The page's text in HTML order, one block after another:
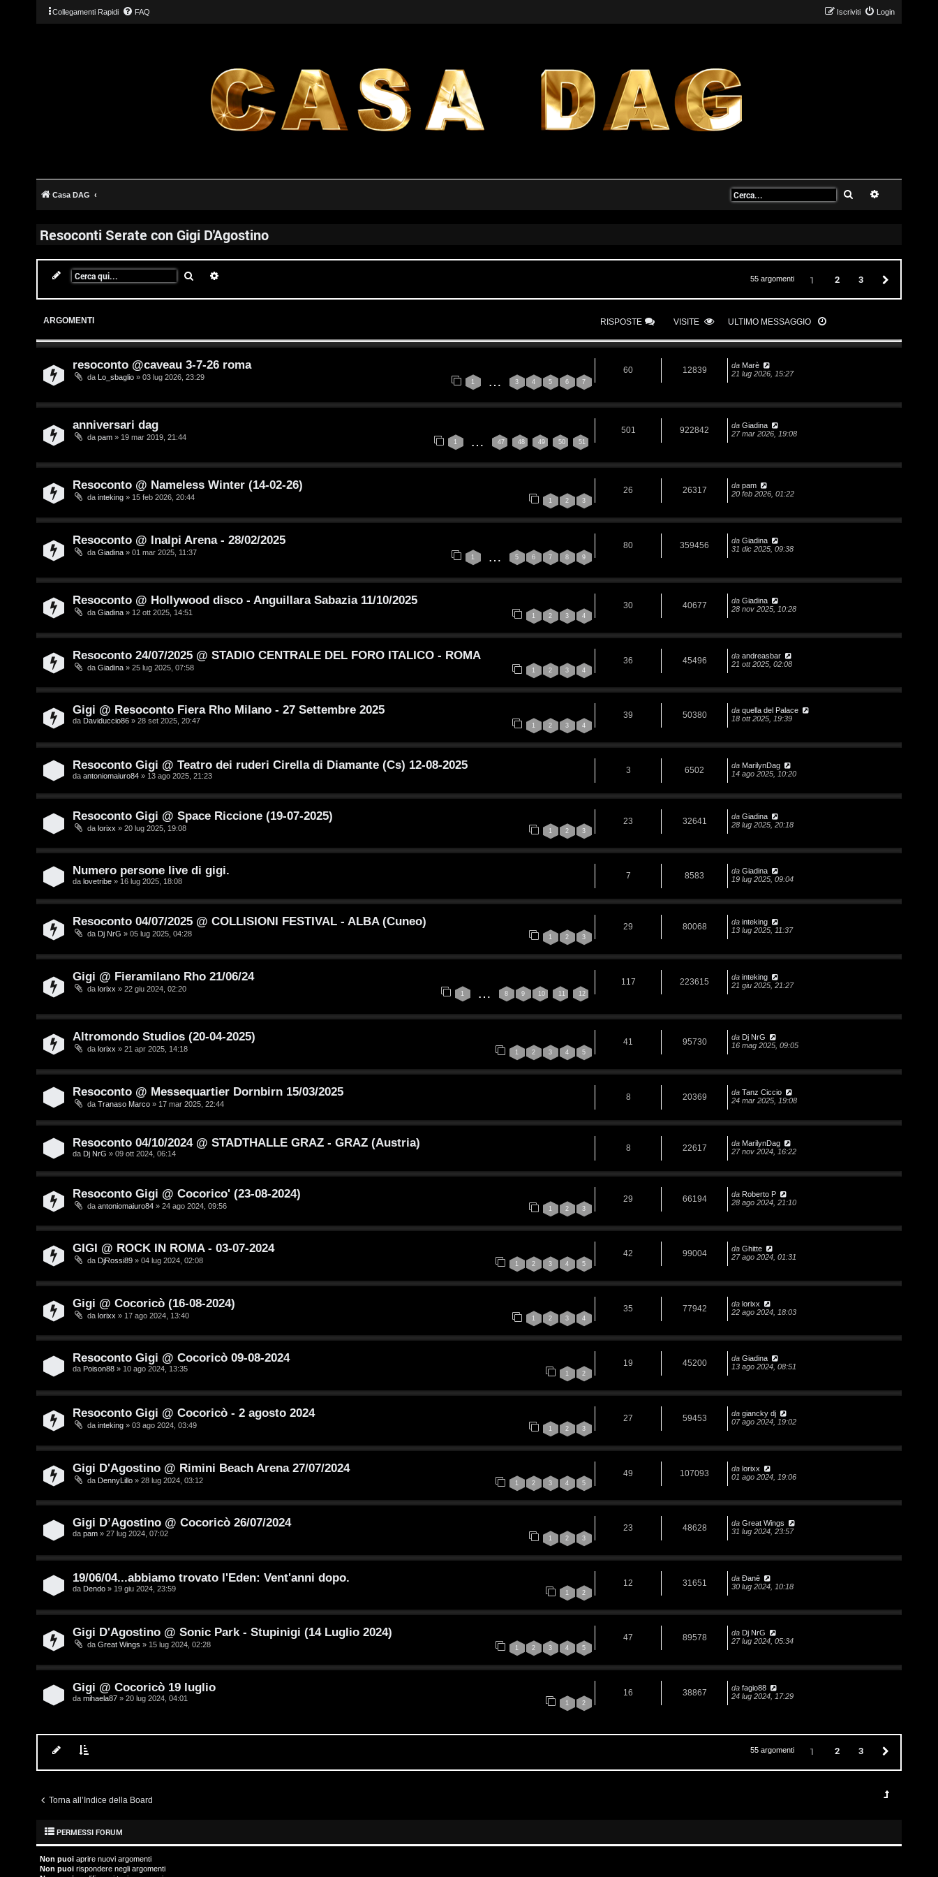
Collegamenti Rapidi FAQ Login
Iscriviti
Casa DAG Cerca
Resoconti Serate con Gigi D'Agostino
Cerca 55 argomenti 1 2 3
ARGOMENTI RISPOSTE VISITE ULTIMO MESSAGGIO
resoconto @caveau 3-7-26 roma
da Lo_sbaglio » 03 lug 2026, 23:29
1 … 3 4 5 6 7
60 12839 da Marè
21 lug 2026, 15:27
anniversari dag
da pam » 19 mar 2019, 21:44
1 … 47 48 49 50 51
501 922842 da Giadina
27 mar 2026, 19:08
Resoconto @ Nameless Winter (14-02-26)
da inteking » 15 feb 2026, 20:44 1 2 3
26 26317 da pam
20 feb 2026, 01:22
Resoconto @ Inalpi Arena - 28/02/2025
da Giadina » 01 mar 2025, 11:37
1 … 5 6 7 8 9
80 359456 da Giadina
31 dic 2025, 09:38
Resoconto @ Hollywood disco - Anguillara Sabazia 11/10/2025
da Giadina » 12 ott 2025, 14:51 1 2 3 4
30 40677 da Giadina
28 nov 2025, 10:28
Resoconto 24/07/2025 @ STADIO CENTRALE DEL FORO ITALICO - ROMA
da Giadina » 25 lug 2025, 07:58 1 2 3 4
36 45496 da andreasbar
21 ott 2025, 02:08
Gigi @ Resoconto Fiera Rho Milano - 27 Settembre 2025
da Daviduccio86 » 28 set 2025, 20:47
1 2 3 4
39 50380 da quella del Palace
18 ott 2025, 19:39
Resoconto Gigi @ Teatro dei ruderi Cirella di Diamante (Cs) 12-08-2025
da antoniomaiuro84 » 13 ago 2025, 21:23
3 6502 da MarilynDag
14 ago 2025, 10:20
Resoconto Gigi @ Space Riccione (19-07-2025)
da lorixx » 20 lug 2025, 19:08 1 2 3
23 32641 da Giadina
28 lug 2025, 20:18
Numero persone live di gigi.
da lovetribe » 16 lug 2025, 18:08
7 8583 da Giadina
19 lug 2025, 09:04
Resoconto 04/07/2025 @ COLLISIONI FESTIVAL - ALBA (Cuneo)
da Dj NrG » 05 lug 2025, 04:28 1 2 3
29 80068 da inteking
13 lug 2025, 11:37
Gigi @ Fieramilano Rho 21/06/24
da lorixx » 22 giu 2024, 02:20
1 … 8 9 10 11 12
117 223615 da inteking
21 giu 2025, 21:27
Altromondo Studios (20-04-2025)
da lorixx » 21 apr 2025, 14:18 1 2 3 4 5
41 95730 da Dj NrG
16 mag 2025, 09:05
Resoconto @ Messequartier Dornbirn 15/03/2025
da Tranaso Marco » 17 mar 2025, 22:44
8 20369 da Tanz Ciccio
24 mar 2025, 19:08
Resoconto 04/10/2024 @ STADTHALLE GRAZ - GRAZ (Austria)
da Dj NrG » 09 ott 2024, 06:14
8 22617 da MarilynDag
27 nov 2024, 16:22
Resoconto Gigi @ Cocorico' (23-08-2024)
da antoniomaiuro84 » 24 ago 2024, 09:56 1 2 3
29 66194 da Roberto P
28 ago 2024, 21:10
GIGI @ ROCK IN ROMA - 03-07-2024
da DjRossi89 » 04 lug 2024, 02:08 1 2 3 4 5
42 99004 da Ghitte
27 ago 2024, 01:31
Gigi @ Cocoricò (16-08-2024)
da lorixx » 17 ago 2024, 13:40 1 2 3 4
35 77942 da lorixx
22 ago 2024, 18:03
Resoconto Gigi @ Cocoricò 09-08-2024
da Poison88 » 10 ago 2024, 13:35
1 2
19 45200 da Giadina
13 ago 2024, 08:51
Resoconto Gigi @ Cocoricò - 2 agosto 2024
da inteking » 03 ago 2024, 03:49 1 2 3
27 59453 da giancky dj
07 ago 2024, 19:02
Gigi D'Agostino @ Rimini Beach Arena 27/07/2024
da DennyLillo » 28 lug 2024, 03:12 1 2 3 4 5
49 107093 da lorixx
01 ago 2024, 19:06
Gigi D’Agostino @ Cocoricò 26/07/2024
da pam » 27 lug 2024, 07:02
1 2 3
23 48628 da Great Wings
31 lug 2024, 23:57
19/06/04...abbiamo trovato l'Eden: Vent'anni dopo.
da Dendo » 19 giu 2024, 23:59
1 2
12 31651 da Đanē
30 lug 2024, 10:18
Gigi D'Agostino @ Sonic Park - Stupinigi (14 Luglio 2024)
da Great Wings » 15 lug 2024, 02:28 1 2 3 4 5
47 89578 da Dj NrG
27 lug 2024, 05:34
Gigi @ Cocoricò 19 luglio
da mihaela87 » 20 lug 2024, 04:01
1 2
16 38867 da fagio88
24 lug 2024, 17:29
55 argomenti 1 2 3
Torna all’Indice della Board
PERMESSI FORUM
Non puoi aprire nuovi argomenti
Non puoi rispondere negli argomenti